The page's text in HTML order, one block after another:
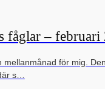
fåglar – februari
mellanmånad för mig.
s…